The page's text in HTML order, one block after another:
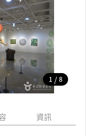
1 / 8
資訊